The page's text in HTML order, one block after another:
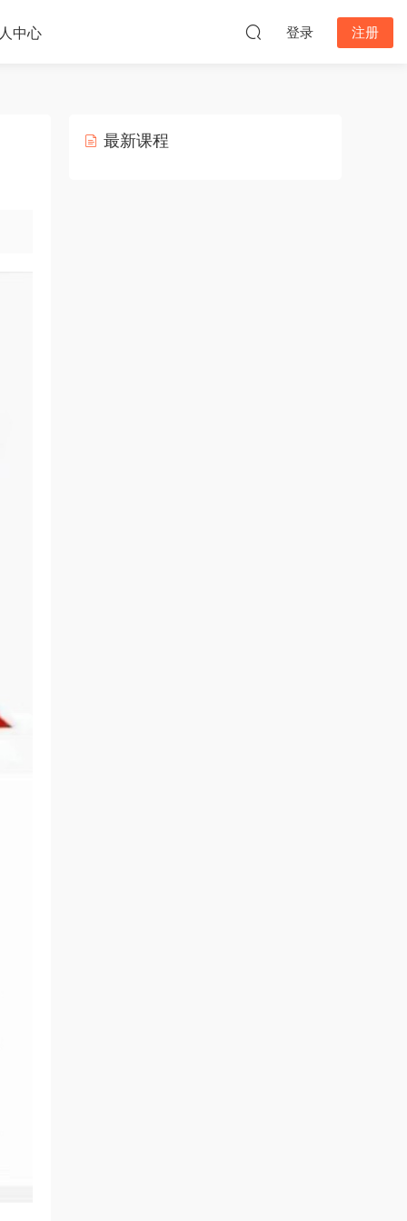
中心 登录 注册
最新课程